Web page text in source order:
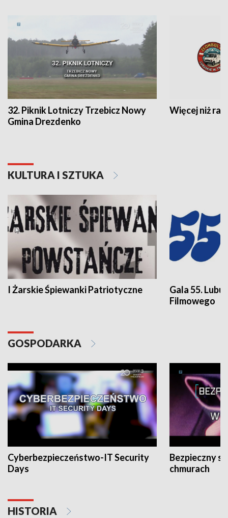
32. Piknik Lotniczy Trzebicz Nowy
Gmina Drezdenko
Więcej niż rajd
KULTURA I SZTUKA
I Żarskie Śpiewanki Patriotyczne
Gala 55.
Filmowego
GOSPODARKA
Cyberbezpieczeństwo-IT Security
Days
Bezpieczny
chmurach
HISTORIA